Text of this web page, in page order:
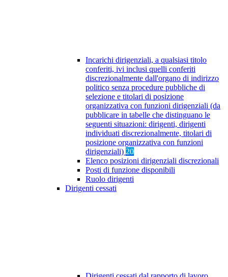
Incarichi dirigenziali, a qualsiasi titolo
conferiti, ivi inclusi quelli conferiti
discrezionalmente dall'organo di indirizzo
politico senza procedure pubbliche di
selezione e titolari di posizione
organizzativa con funzioni dirigenziali (da
pubblicare in tabelle che distinguano le
seguenti situazioni: dirigenti, dirigenti
individuati discrezionalmente, titolari di
posizione organizzativa con funzioni
dirigenziali) 20
Elenco posizioni dirigenziali discrezionali
Posti di funzione disponibili
Ruolo dirigenti
Dirigenti cessati